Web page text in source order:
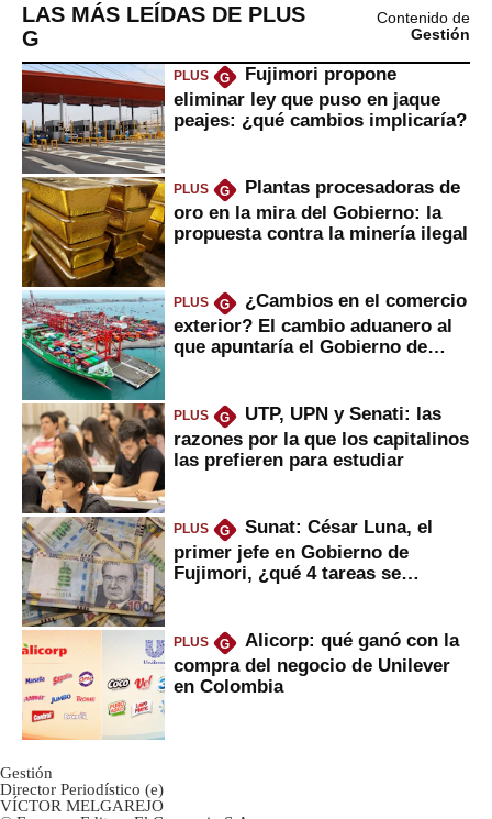
LAS MÁS LEÍDAS DE PLUS
G
Contenido de
Gestión
PLUS G
Fujimori propone
eliminar ley que puso en jaque
peajes: ¿qué cambios implicaría?
PLUS G
Plantas procesadoras de
oro en la mira del Gobierno: la
propuesta contra la minería ilegal
PLUS G
¿Cambios en el comercio
exterior? El cambio aduanero al
que apuntaría el Gobierno de
PLUS G
UTP, UPN y Senati: las
razones por la que los capitalinos
las prefieren para estudiar
PLUS G
Sunat: César Luna, el
primer jefe en Gobierno de
Fujimori, ¿qué 4 tareas se
PLUS G
Alicorp: qué ganó con la
compra del negocio de Unilever
en Colombia
Gestión
Director Periodístico (e)
VÍCTOR MELGAREJO